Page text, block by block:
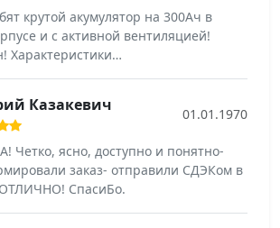
крутой акумулятор на 300Ач в
и с активной вентиляцией!
Характеристики…
Казакевич 01.01.1970
ясно, доступно и понятно-
заказ- отправили СДЭКом в
ОТЛИЧНО! СпасиБо.